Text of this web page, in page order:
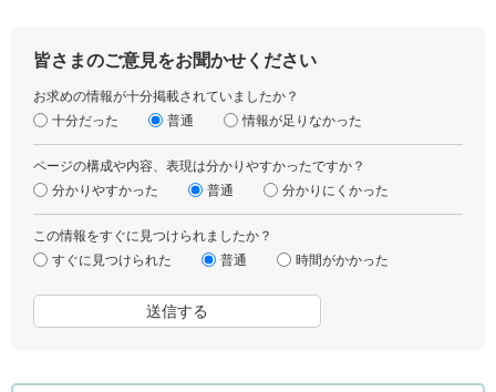
皆さまのご意見をお聞かせください
お求めの情報が十分掲載されていましたか？
十分だった
普通 情報が足りなかった
ページの構成や内容、表現は分かりやすかったですか？
分かりやすかった
普通 分かりにくかった
この情報をすぐに見つけられましたか？
すぐに見つけられた
普通 時間がかかった